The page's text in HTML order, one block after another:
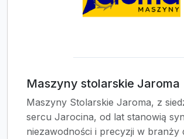
Maszyny stolarskie Jaroma
Maszyny Stolarskie Jaroma, z
sercu Jarocina, od lat stanowią
niezawodności i precyzji w branży